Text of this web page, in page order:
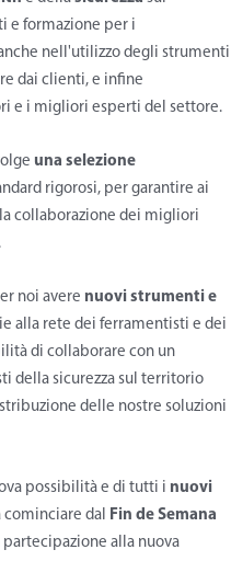
e formazione per i
nell'utilizzo degli strumenti
dai clienti, e infine
e i migliori esperti del settore.
una selezione
rigorosi, per garantire ai
collaborazione dei migliori
noi avere nuovi strumenti e
alla rete dei ferramentisti e dei
di collaborare con un
della sicurezza sul territorio
delle nostre soluzioni
possibilità e di tutti i nuovi
cominciare dal Fin de Semana
alla nuova